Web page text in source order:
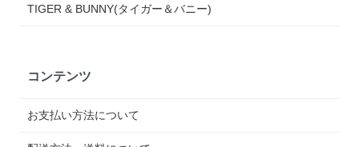
TIGER & BUNNY(タイガー＆バニー)
コンテンツ
お支払い方法について